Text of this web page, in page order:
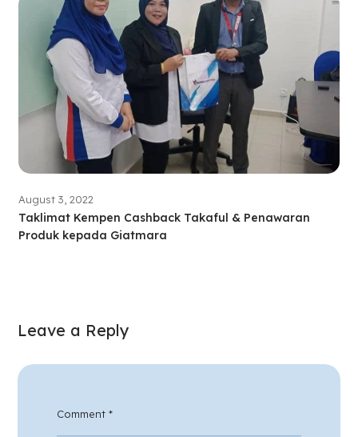
August 3, 2022
Taklimat Kempen Cashback Takaful & Penawaran
Produk kepada Giatmara
Leave a Reply
Comment *